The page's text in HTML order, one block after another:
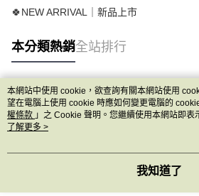
🍀NEW ARRIVAL｜新品上市
本分類熱銷全站排行
熱門標籤
本網站中使用 cookie，欲查詢有關本網站使用
望在電腦上使用 cookie 時應如何變更電腦的
權條款 」之 Cookie 聲明。您繼續使用本網站即表
用條款之 Cookie 聲明使用 cookie。
了解更多 >
我知道了